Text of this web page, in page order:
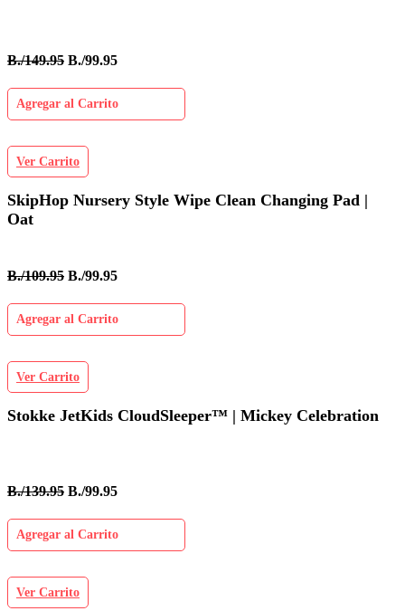
B./149.95 B./99.95
Agregar al Carrito
Ver Carrito
SkipHop Nursery Style Wipe Clean Changing Pad |
Oat
B./109.95 B./99.95
Agregar al Carrito
Ver Carrito
Stokke JetKids CloudSleeper™ | Mickey Celebration
B./139.95 B./99.95
Agregar al Carrito
Ver Carrito